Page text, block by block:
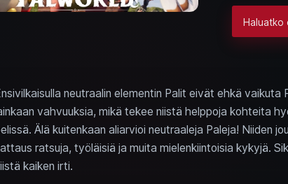
Haluatko
neutraalin elementin Palit eivät ehkä
vahvuuksia, mikä tekee niistä helppoja kohteita
Älä kuitenkaan aliarvioi neutraaleja Paleja! Niiden
ratsuja, työläisiä ja muita mielenkiintoisia kykyjä.
kaiken irti.